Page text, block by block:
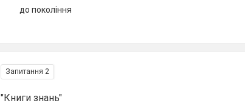
до покоління
Запитання 2
"Книги знань"